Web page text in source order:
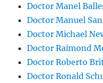
Doctor Manel
Doctor Manuel
Doctor Michael
Doctor Raimond
Doctor Roberto
Doctor Ronald